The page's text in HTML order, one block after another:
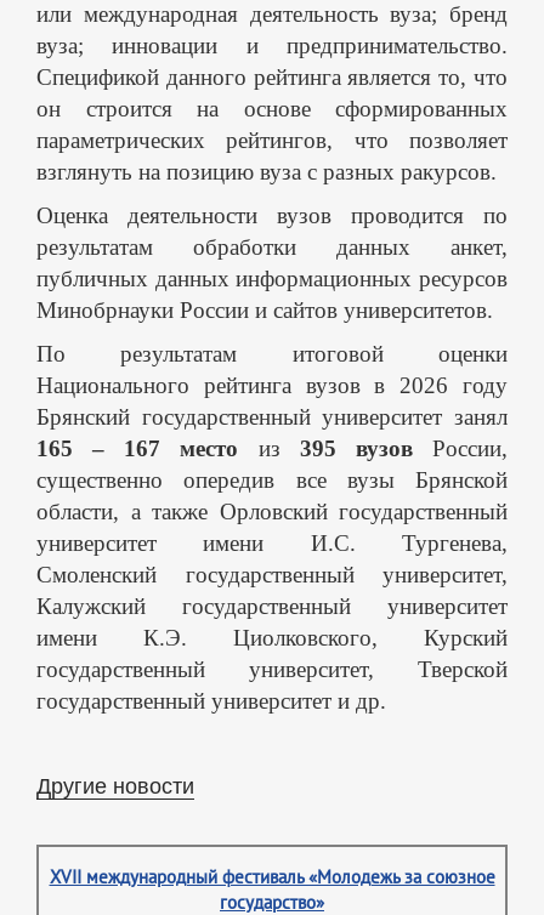
или международная деятельность вуза; бренд
вуза; инновации и предпринимательство.
Спецификой данного рейтинга является то, что
он строится на основе сформированных
параметрических рейтингов, что позволяет
взглянуть на позицию вуза с разных ракурсов.
Оценка деятельности вузов проводится по
результатам обработки данных анкет,
публичных данных информационных ресурсов
Минобрнауки России и сайтов университетов.
По результатам итоговой оценки
Национального рейтинга вузов в 2026 году
Брянский государственный университет занял
165 – 167 место из 395 вузовРоссии,
существенно опередив все вузы Брянской
области, а также Орловский государственный
университет имени И.С. Тургенева,
Смоленский государственный университет,
Калужский государственный университет
имени К.Э. Циолковского, Курский
государственный университет, Тверской
государственный университет и др.
Другие новости
XVII международный фестиваль «Молодежь за союзное
государство»